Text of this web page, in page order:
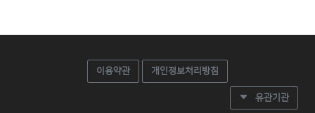
이용약관 개인정보처리방침
유관기관